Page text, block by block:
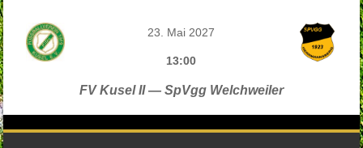
23. Mai 2027
13:00
FV Kusel II — SpVgg Welchweiler